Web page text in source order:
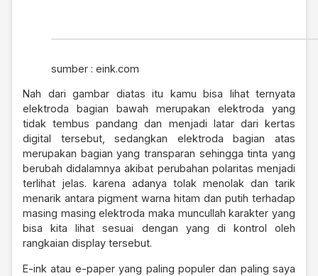
sumber : eink.com
Nah dari gambar diatas itu kamu bisa lihat ternyata
elektroda bagian bawah merupakan elektroda yang
tidak tembus pandang dan menjadi latar dari kertas
digital tersebut, sedangkan elektroda bagian atas
merupakan bagian yang transparan sehingga tinta yang
berubah didalamnya akibat perubahan polaritas menjadi
terlihat jelas. karena adanya tolak menolak dan tarik
menarik antara pigment warna hitam dan putih terhadap
masing masing elektroda maka muncullah karakter yang
bisa kita lihat sesuai dengan yang di kontrol oleh
rangkaian display tersebut.
E-ink atau e-paper yang paling populer dan paling saya